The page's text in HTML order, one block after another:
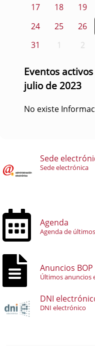
17
18 19
24
25 26
31
1 2
Eventos
julio de 2023
No existe
Sede
Sede electrónica
Agenda
Agenda de
Anuncios BOP
Últimos anuncios
DNI
DNI electrónico